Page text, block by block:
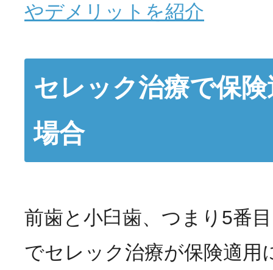
やデメリットを紹介
セレック治療で保
場合
前歯と小臼歯、つまり5番
でセレック治療が保険適用